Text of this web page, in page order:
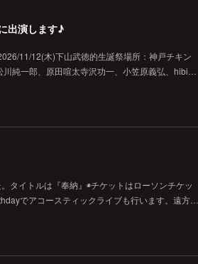
出演します♪
11/12(木)下山武徳的生誕祭場所：神戸チキン
純一郎、原田喧太寺沢功一、小笠原義弘、hibi…
タイトルは『奉納』◉チケットはローソンチケッ
でアコースティックライブも行います。遠方…